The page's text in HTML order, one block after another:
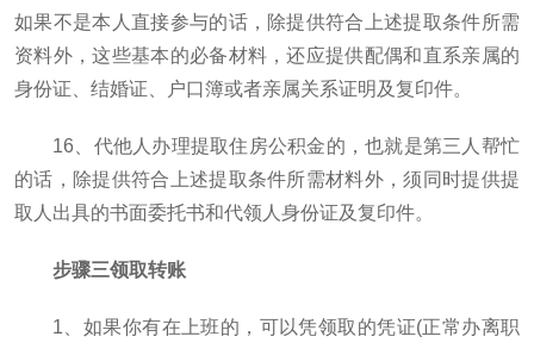
如果不是本人直接参与的话，除提供符合上述提取条件所需
资料外，这些基本的必备材料，还应提供配偶和直系亲属的
身份证、结婚证、户口簿或者亲属关系证明及复印件。
16、代他人办理提取住房公积金的，也就是第三人帮忙
的话，除提供符合上述提取条件所需材料外，须同时提供提
取人出具的书面委托书和代领人身份证及复印件。
步骤三领取转账
1、如果你有在上班的，可以凭领取的凭证(正常办离职